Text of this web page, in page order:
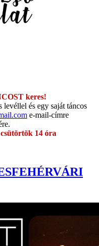
keres!
és egy saját táncos
e-mail-címre
14 óra